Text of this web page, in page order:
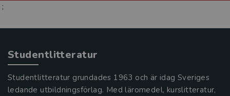
;
Studentlitteratur
Studentlitteratur grundades 1963 och är idag Sveriges
ledande utbildningsförlag. Med läromedel, kurslitteratur,